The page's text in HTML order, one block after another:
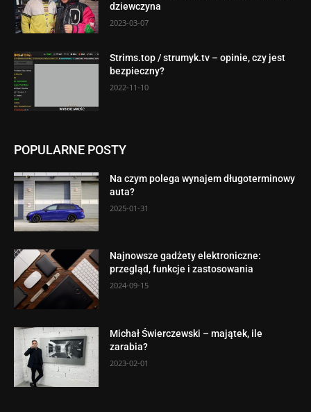
dziewczyna
2023-03-07
Strims.top / strumyk.tv – opinie, czy jest
bezpieczny?
2022-11-10
POPULARNE POSTY
Na czym polega wynajem długoterminowy
auta?
2025-01-31
Najnowsze gadżety elektroniczne:
przegląd, funkcje i zastosowania
2024-09-15
Michał Świerczewski – majątek, ile
zarabia?
2023-02-01